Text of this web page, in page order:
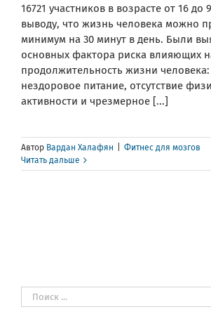
16721 участников в возрасте от 16
выводу, что жизнь человека можно
минимум на 30 минут в день. Были
основных фактора риска влияющих
продолжительность жизни человека:
нездоровое питание, отсутствие
активности и чрезмерное [...]
Автор Вардан Халафян
Фитнес для мозгов
Читать дальше
Результат
поиска: